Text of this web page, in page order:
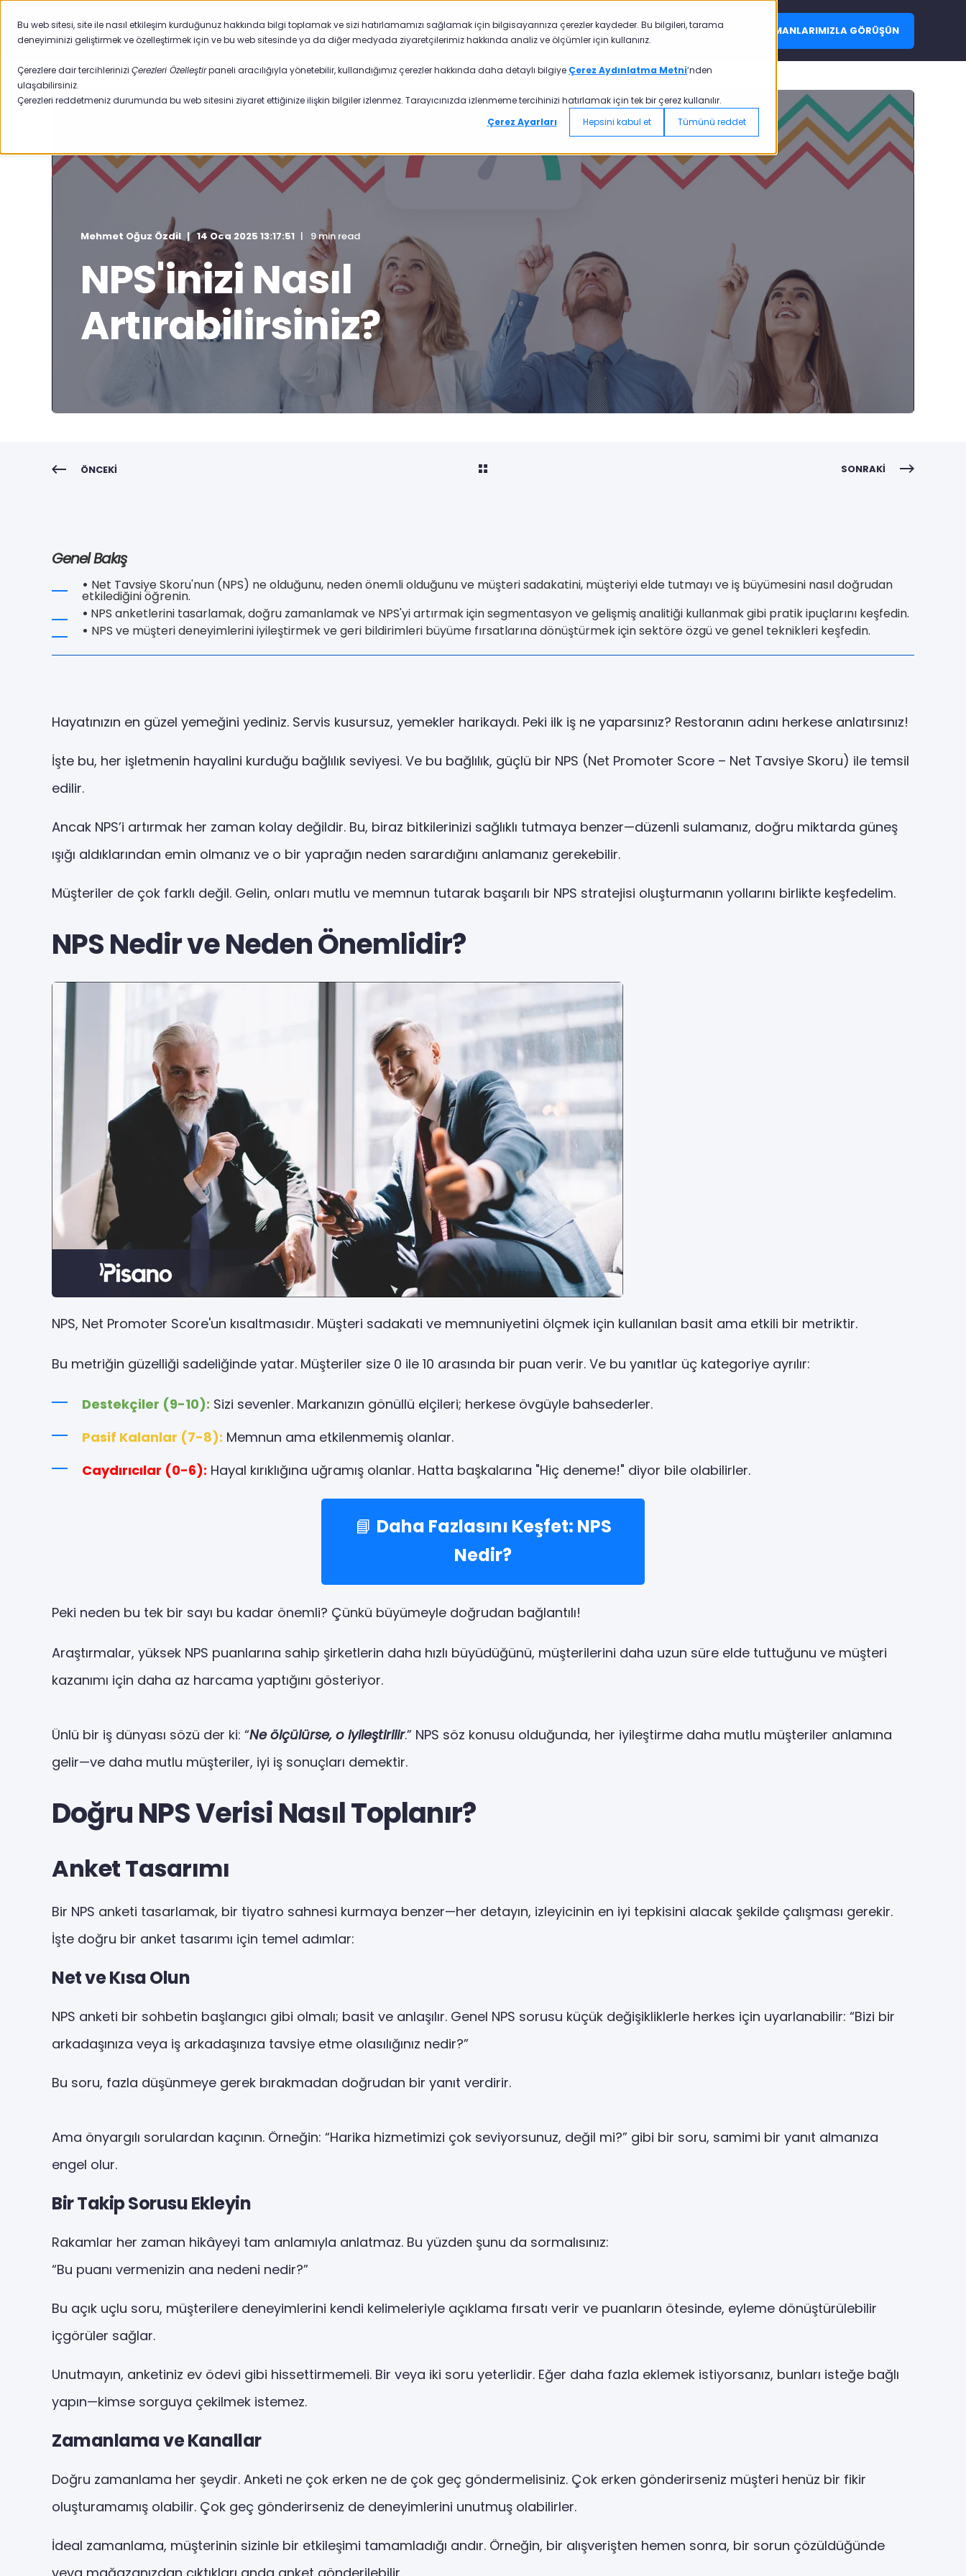
Bu web sitesi, site ile nasıl etkileşim kurduğunuz hakkında bilgi toplamak ve sizi hatırlamamızı sağlamak için bilgisayarınıza çerezler kaydeder. Bu bilgileri, tarama
deneyiminizi geliştirmek ve özelleştirmek için ve bu web sitesinde ya da diğer medyada ziyaretçilerimiz hakkında analiz ve ölçümler için kullanırız.
Çerezlere dair tercihlerinizi Çerezleri Özelleştirpaneli aracılığıyla yönetebilir, kullandığımız çerezler hakkında daha detaylı bilgiye Çerez Aydınlatma Metni’nden
ulaşabilirsiniz.
Çerezleri reddetmeniz durumunda bu web sitesini ziyaret ettiğinize ilişkin bilgiler izlenmez. Tarayıcınızda izlenmeme tercihinizi hatırlamak için tek bir çerez kullanılır.
Çerez Ayarları
Hepsini kabul et Tümünü reddet
Ürünler Sektörler Neden Pisano Akademi Fiyatlandırma TR GİRİŞ YAP UZMANLARIMIZLA GÖRÜŞÜN
Mehmet Oğuz Özdil 14 Oca 2025 13:17:51 9 min read
NPS'inizi Nasıl
Artırabilirsiniz?
ÖNCEKI SONRAKI
Genel Bakış
• Net Tavsiye Skoru'nun (NPS) ne olduğunu, neden önemli olduğunu ve müşteri sadakatini, müşteriyi elde tutmayı ve iş büyümesini nasıl doğrudan
etkilediğini öğrenin.
• NPS anketlerini tasarlamak, doğru zamanlamak ve NPS'yi artırmak için segmentasyon ve gelişmiş analitiği kullanmak gibi pratik ipuçlarını keşfedin.
• NPS ve müşteri deneyimlerini iyileştirmek ve geri bildirimleri büyüme fırsatlarına dönüştürmek için sektöre özgü ve genel teknikleri keşfedin.
Hayatınızın en güzel yemeğini yediniz. Servis kusursuz, yemekler harikaydı. Peki ilk iş ne yaparsınız? Restoranın adını herkese anlatırsınız!
İşte bu, her işletmenin hayalini kurduğu bağlılık seviyesi. Ve bu bağlılık, güçlü bir NPS (Net Promoter Score – Net Tavsiye Skoru) ile temsil
edilir.
Ancak NPS’i artırmak her zaman kolay değildir. Bu, biraz bitkilerinizi sağlıklı tutmaya benzer—düzenli sulamanız, doğru miktarda güneş
ışığı aldıklarından emin olmanız ve o bir yaprağın neden sarardığını anlamanız gerekebilir.
Müşteriler de çok farklı değil. Gelin, onları mutlu ve memnun tutarak başarılı bir NPS stratejisi oluşturmanın yollarını birlikte keşfedelim.
NPS Nedir ve Neden Önemlidir?
NPS, Net Promoter Score'un kısaltmasıdır. Müşteri sadakati ve memnuniyetini ölçmek için kullanılan basit ama etkili bir metriktir.
Bu metriğin güzelliği sadeliğinde yatar. Müşteriler size 0 ile 10 arasında bir puan verir. Ve bu yanıtlar üç kategoriye ayrılır:
Destekçiler (9-10): Sizi sevenler. Markanızın gönüllü elçileri; herkese övgüyle bahsederler.
Pasif Kalanlar (7-8): Memnun ama etkilenmemiş olanlar.
Caydırıcılar (0-6): Hayal kırıklığına uğramış olanlar. Hatta başkalarına "Hiç deneme!" diyor bile olabilirler.
📘 Daha Fazlasını Keşfet: NPS
Nedir?
Peki neden bu tek bir sayı bu kadar önemli? Çünkü büyümeyle doğrudan bağlantılı!
Araştırmalar, yüksek NPS puanlarına sahip şirketlerin daha hızlı büyüdüğünü, müşterilerini daha uzun süre elde tuttuğunu ve müşteri
kazanımı için daha az harcama yaptığını gösteriyor.
Ünlü bir iş dünyası sözü der ki: “Ne ölçülürse, o iyileştirilir.” NPS söz konusu olduğunda, her iyileştirme daha mutlu müşteriler anlamına
gelir—ve daha mutlu müşteriler, iyi iş sonuçları demektir.
Doğru NPS Verisi Nasıl Toplanır?
Anket Tasarımı
Bir NPS anketi tasarlamak, bir tiyatro sahnesi kurmaya benzer—her detayın, izleyicinin en iyi tepkisini alacak şekilde çalışması gerekir.
İşte doğru bir anket tasarımı için temel adımlar:
Net ve Kısa Olun
NPS anketi bir sohbetin başlangıcı gibi olmalı; basit ve anlaşılır. Genel NPS sorusu küçük değişikliklerle herkes için uyarlanabilir: “Bizi bir
arkadaşınıza veya iş arkadaşınıza tavsiye etme olasılığınız nedir?”
Bu soru, fazla düşünmeye gerek bırakmadan doğrudan bir yanıt verdirir.
Ama önyargılı sorulardan kaçının. Örneğin: “Harika hizmetimizi çok seviyorsunuz, değil mi?” gibi bir soru, samimi bir yanıt almanıza
engel olur.
Bir Takip Sorusu Ekleyin
Rakamlar her zaman hikâyeyi tam anlamıyla anlatmaz. Bu yüzden şunu da sormalısınız:
“Bu puanı vermenizin ana nedeni nedir?”
Bu açık uçlu soru, müşterilere deneyimlerini kendi kelimeleriyle açıklama fırsatı verir ve puanların ötesinde, eyleme dönüştürülebilir
içgörüler sağlar.
Unutmayın, anketiniz ev ödevi gibi hissettirmemeli. Bir veya iki soru yeterlidir. Eğer daha fazla eklemek istiyorsanız, bunları isteğe bağlı
yapın—kimse sorguya çekilmek istemez.
Zamanlama ve Kanallar
Doğru zamanlama her şeydir. Anketi ne çok erken ne de çok geç göndermelisiniz. Çok erken gönderirseniz müşteri henüz bir fikir
oluşturamamış olabilir. Çok geç gönderirseniz de deneyimlerini unutmuş olabilirler.
İdeal zamanlama, müşterinin sizinle bir etkileşimi tamamladığı andır. Örneğin, bir alışverişten hemen sonra, bir sorun çözüldüğünde